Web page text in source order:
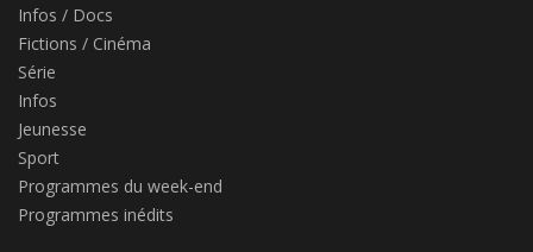
Infos / Docs
Fictions / Cinéma
Série
Infos
Jeunesse
Sport
Programmes du week-end
Programmes inédits